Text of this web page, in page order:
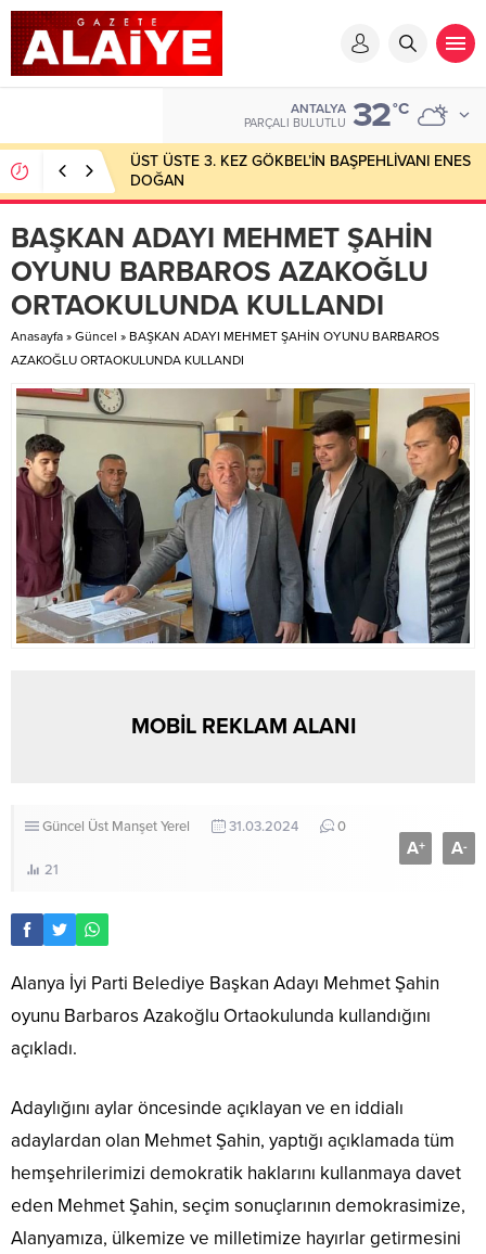
ANTALYA
PARÇALI BULUTLU 32°C
ÜST ÜSTE 3. KEZ GÖKBEL’İN BAŞPEHLİVANI ENES
DOĞAN
BAŞKAN ADAYI MEHMET ŞAHİN
OYUNU BARBAROS AZAKOĞLU
ORTAOKULUNDA KULLANDI
Anasayfa » Güncel » BAŞKAN ADAYI MEHMET ŞAHİN OYUNU BARBAROS
AZAKOĞLU ORTAOKULUNDA KULLANDI
MOBİL REKLAM ALANI
Güncel Üst ManşetYerel 31.03.2024 0
21
A+ A-
Alanya İyi Parti Belediye Başkan Adayı Mehmet Şahin
oyunu Barbaros Azakoğlu Ortaokulunda kullandığını
açıkladı.
Adaylığını aylar öncesinde açıklayan ve en iddialı
adaylardan olan Mehmet Şahin, yaptığı açıklamada tüm
hemşehrilerimizi demokratik haklarını kullanmaya davet
eden Mehmet Şahin, seçim sonuçlarının demokrasimize,
Alanyamıza, ülkemize ve milletimize hayırlar getirmesini